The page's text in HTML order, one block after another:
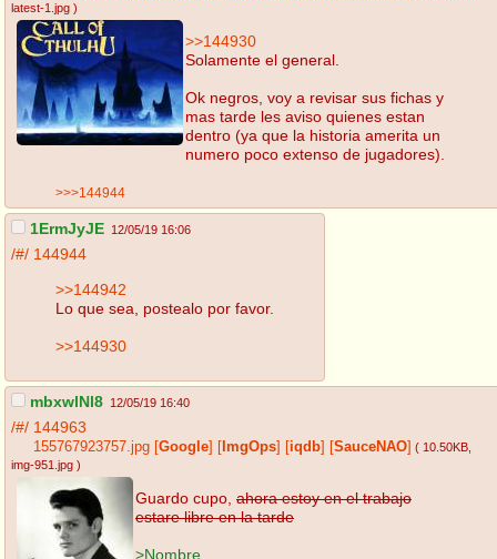
latest-1.jpg )
>>144930
Solamente el general.
Ok negros, voy a revisar sus fichas y
mas tarde les aviso quienes estan
dentro (ya que la historia amerita un
numero poco extenso de jugadores).
>>>144944
1ErmJyJE 12/05/19 16:06
/#/ 144944
>>144942
Lo que sea, postealo por favor.
>>144930
mbxwlNl8 12/05/19 16:40
/#/ 144963
155767923757.jpg Google ImgOps iqdb SauceNAO ( 10.50KB
img-951.jpg )
Guardo cupo, ahora estoy en el trabajo
estare libre en la tarde
>Nombre